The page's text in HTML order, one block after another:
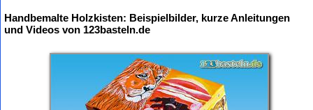
Handbemalte Holzkisten: Beispielbilder, kurze Anleitungen
und Videos von 123basteln.de